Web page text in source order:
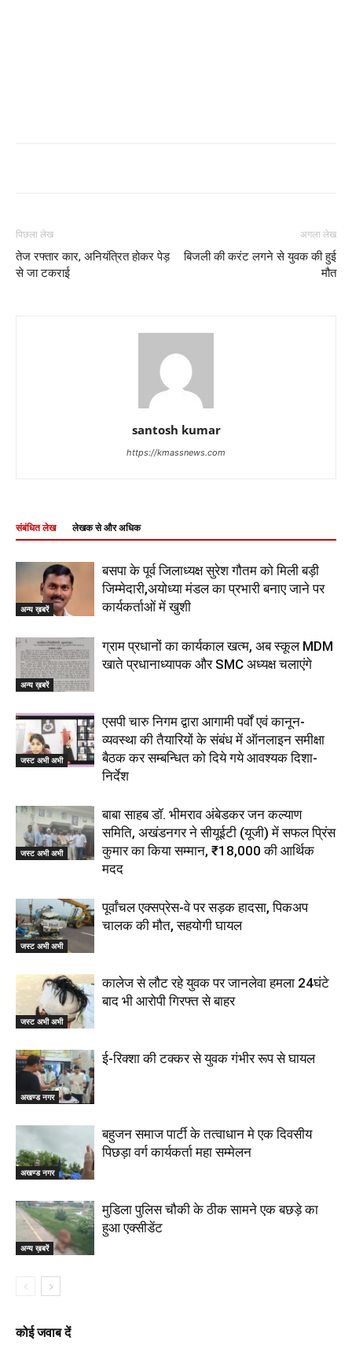
पिछला लेख
तेज रफ्तार कार, अनियंत्रित होकर पेड़
से जा टकराई
अगला लेख
बिजली की करंट लगने से युवक की हुई
मौत
santosh kumar
https://kmassnews.com
संबंधित लेख लेखक से और अधिक
अन्य ख़बरें
बसपा के पूर्व जिलाध्यक्ष सुरेश गौतम को मिली बड़ी
जिम्मेदारी,अयोध्या मंडल का प्रभारी बनाए जाने पर
कार्यकर्ताओं में खुशी
अन्य ख़बरें
ग्राम प्रधानों का कार्यकाल खत्म, अब स्कूल MDM
खाते प्रधानाध्यापक और SMC अध्यक्ष चलाएंगे
जस्ट अभी अभी
एसपी चारु निगम द्वारा आगामी पर्वों एवं कानून-
व्यवस्था की तैयारियों के संबंध में ऑनलाइन समीक्षा
बैठक कर सम्बन्धित को दिये गये आवश्यक दिशा-
निर्देश
जस्ट अभी अभी
बाबा साहब डॉ. भीमराव अंबेडकर जन कल्याण
समिति, अखंडनगर ने सीयूईटी (यूजी) में सफल प्रिंस
कुमार का किया सम्मान, ₹18,000 की आर्थिक
मदद
जस्ट अभी अभी
पूर्वांचल एक्सप्रेस-वे पर सड़क हादसा, पिकअप
चालक की मौत, सहयोगी घायल
जस्ट अभी अभी
कालेज से लौट रहे युवक पर जानलेवा हमला 24घंटे
बाद भी आरोपी गिरफ्त से बाहर
अखण्ड नगर
ई-रिक्शा की टक्कर से युवक गंभीर रूप से घायल
अखण्ड नगर
बहुजन समाज पार्टी के तत्वाधान मे एक दिवसीय
पिछड़ा वर्ग कार्यकर्ता महा सम्मेलन
अन्य ख़बरें
मुडिला पुलिस चौकी के ठीक सामने एक बछड़े का
हुआ एक्सीडेंट
कोई जवाब दें